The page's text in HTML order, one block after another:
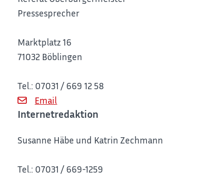
Pressesprecher
Marktplatz 16
71032 Böblingen
Tel.: 07031 / 669 12 58
Email
Internetredaktion
Susanne Häbe und Katrin Zechmann
Tel.: 07031 / 669-1259